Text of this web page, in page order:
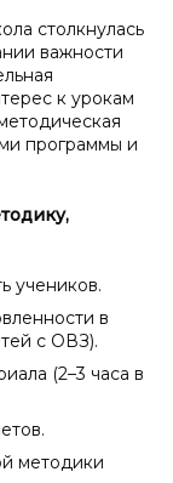
столкнулась
важности
к урокам
программы и
учеников.
в
с ОВЗ).
(2–3 часа в
методики